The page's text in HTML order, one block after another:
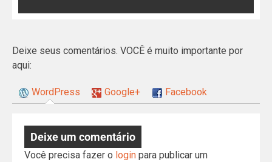
Deixe seus comentários. VOCÊ é muito importante por
aqui:
WordPress Google+ Facebook
Deixe um comentário
Você precisa fazer o login para publicar um